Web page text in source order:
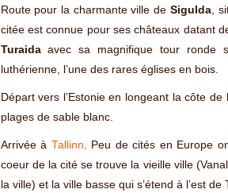
Route pour la charmante ville de Sigulda,
citée est connue pour ses châteaux datant
Turaidaavec sa magnifique tour ronde
luthérienne, l’une des rares églises en bois.
Départ vers l’Estonie en longeant la côte
plages de sable blanc.
Arrivée à Tallinn. Peu de cités en Europe
coeur de la cité se trouve la vieille ville
la ville) et la ville basse qui s’étend à l’est